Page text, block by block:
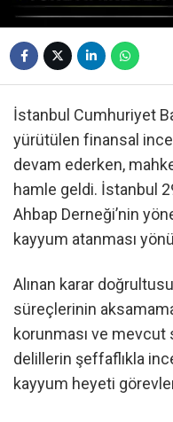
İstanbul Cumhuriyet
yürütülen finansal
devam ederken,
hamle geldi. İstanbul
Ahbap Derneği’nin
kayyum atanması
Alınan karar
süreçlerinin
korunması ve mevcut
delillerin şeffaflıkla
kayyum heyeti